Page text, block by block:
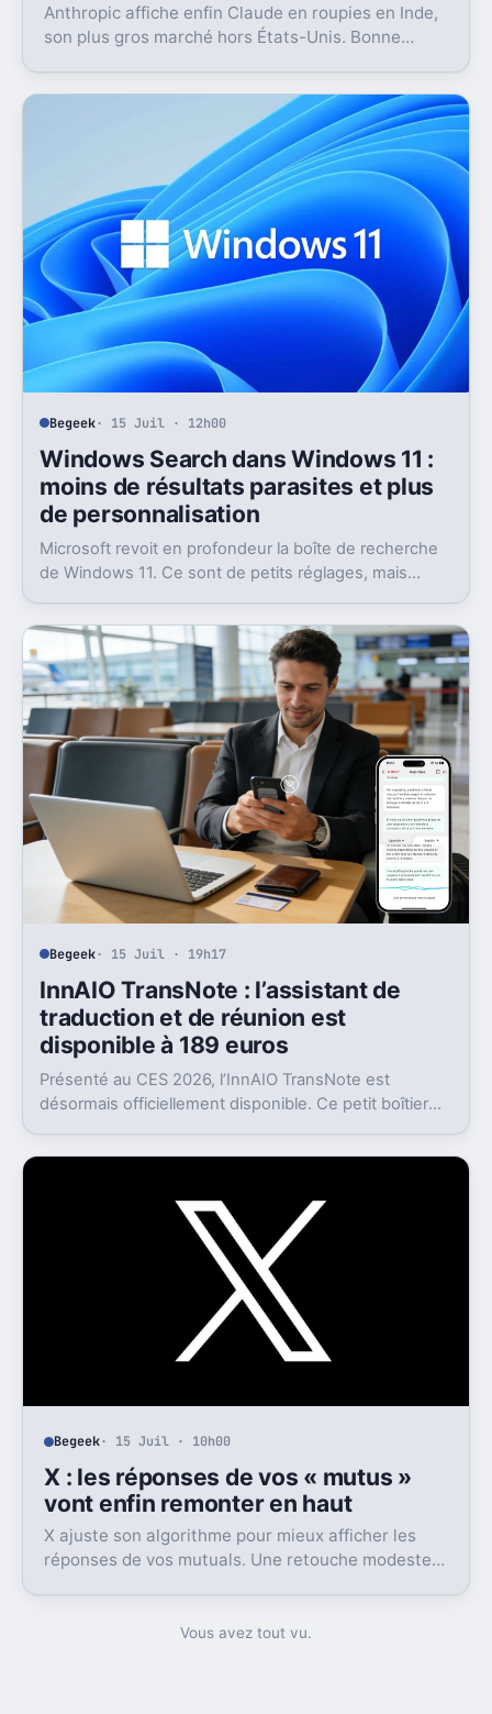
Anthropic affiche enfin Claude en roupies en Inde,
son plus gros marché hors États-Unis. Bonne
Begeek· 15 Juil · 12h00
Windows Search dans Windows 11 :
moins de résultats parasites et plus
de personnalisation
Microsoft revoit en profondeur la boîte de recherche
de Windows 11. Ce sont de petits réglages, mais
Begeek· 15 Juil · 19h17
InnAIO TransNote : l’assistant de
traduction et de réunion est
disponible à 189 euros
Présenté au CES 2026, l’InnAIO TransNote est
désormais officiellement disponible. Ce petit boîtier
enregistrement autonome, transcription et génération
Begeek· 15 Juil · 10h00
X : les réponses de vos « mutus »
vont enfin remonter en haut
X ajuste son algorithme pour mieux afficher les
réponses de vos mutuals. Une retouche modeste